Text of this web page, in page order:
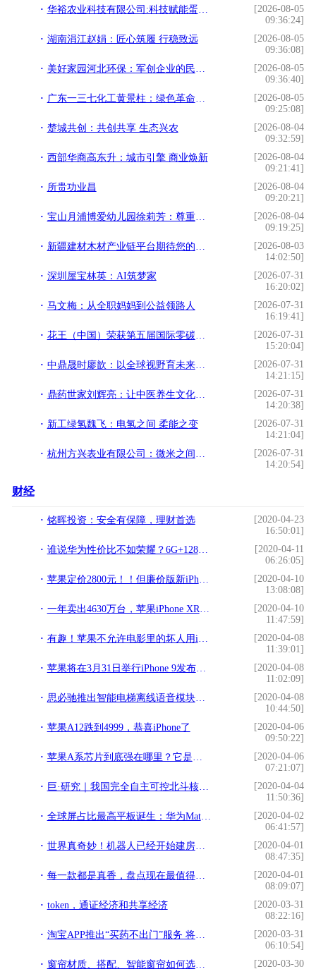
华裕农业科技有限公司:科技赋能蛋鸡产业
[2026-08-05
09:36:24]
湖南涓江赵娟：匠心筑履 行稳致远
[2026-08-05
09:36:08]
美好家园河北环保：军创企业的民生担当
[2026-08-05
09:36:40]
广东一三七化工黄景柱：绿色革命的践行者
[2026-08-05
09:25:08]
楚城共创：共创共享 生态兴农
[2026-08-04
09:32:59]
西部华商高东升：城市引擎 商业焕新
[2026-08-04
09:21:41]
所贵功业昌
[2026-08-04
09:20:21]
宝山月浦博爱幼儿园徐莉芳：尊重成长 以境养心
[2026-08-04
09:19:25]
新疆建材木材产业链平台期待您的加入，诚邀您入驻！
[2026-08-03
14:02:50]
深圳屋宝林英：AI筑梦家
[2026-07-31
16:20:02]
马文梅：从全职妈妈到公益领路人
[2026-07-31
16:19:41]
花王（中国）荣获第五届国际零碳节双项大奖 以可持续创新引领绿色消费
[2026-07-31
15:20:04]
中鼎晟时廖歆：以全球视野育未来之才
[2026-07-31
14:21:15]
鼎药世家刘辉亮：让中医养生文化走向大众
[2026-07-31
14:20:38]
新工绿氢魏飞：电氢之间 柔能之变
[2026-07-31
14:21:04]
杭州方兴表业有限公司：微米之间铸匠心
[2026-07-31
14:20:54]
财经
铭晖投资：安全有保障，理财首选
[2020-04-23
16:50:01]
谁说华为性价比不如荣耀？6G+128GB仅1599，比荣耀8X更能打！
[2020-04-11
06:26:05]
苹果定价2800元！！但廉价版新iPhone悬了
[2020-04-10
13:08:08]
一年卖出4630万台，苹果iPhone XR成去年全球最受欢迎智能手机
[2020-04-10
11:47:59]
有趣！苹果不允许电影里的坏人用iPhone 你注意到了吗
[2020-04-08
11:39:01]
苹果将在3月31日举行iPhone 9发布会，于4月初开售
[2020-04-08
11:02:09]
思必驰推出智能电梯离线语音模块，助力实现「无接触式」人机交互
[2020-04-08
10:44:50]
苹果A12跌到4999，恭喜iPhone了
[2020-04-06
09:50:22]
苹果A系芯片到底强在哪里？它是凭什么超过高通骁龙和华为的？
[2020-04-06
07:21:07]
巨·研究｜我国完全自主可控北斗核心产业链 科技股的春天到了？
[2020-04-04
11:50:36]
全球屏占比最高平板诞生：华为MatePad Pro屏占比高达90% 参数完美
[2020-04-02
06:41:57]
世界真奇妙！机器人已经开始建房子了！未来想搬砖都没人要了……
[2020-04-01
08:47:35]
每一款都是真香，盘点现在最值得入手的4款手机
[2020-04-01
08:09:07]
token，通证经济和共享经济
[2020-03-31
08:22:16]
淘宝APP推出“买药不出门”服务 将通过物流配送药物
[2020-03-31
06:10:54]
窗帘材质、搭配、智能窗帘如何选择？4分钟就能看明白，值得参考
[2020-03-30